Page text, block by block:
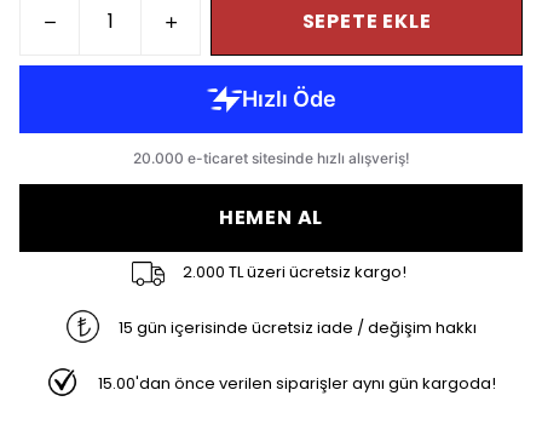
SEPETE EKLE
HEMEN AL
2.000 TL üzeri ücretsiz kargo!
15 gün içerisinde ücretsiz iade / değişim hakkı
15.00'dan önce verilen siparişler aynı gün kargoda!